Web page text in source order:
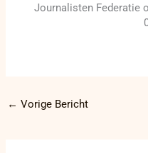
Journalisten Federatie
← Vorige Bericht